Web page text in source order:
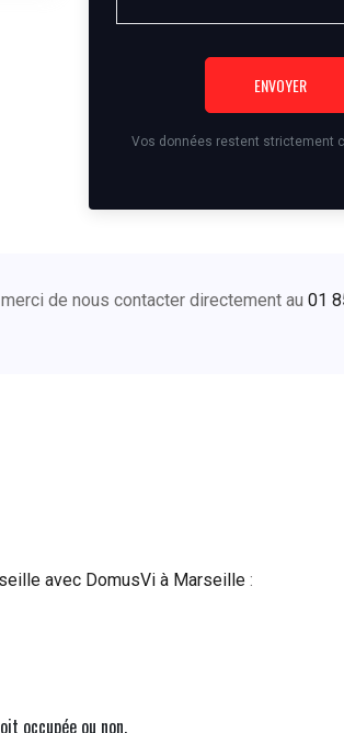
ENVOYER
Vos données restent strictement
de nous contacter directement au 01
avec DomusVi à Marseille :
occupée ou non.